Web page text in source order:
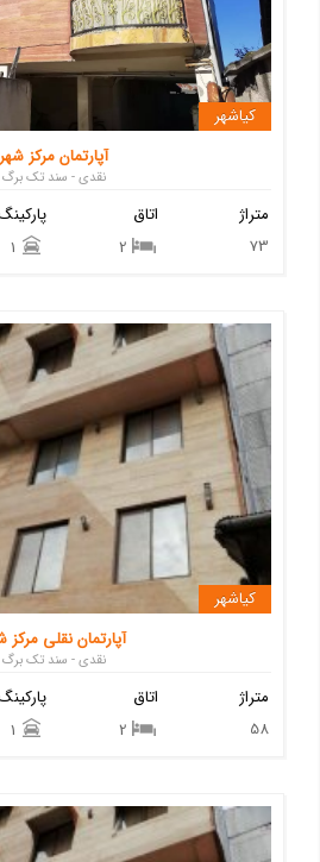
کیاشهر
آپارتمان مرکز شهر
نقدی - سند تک برگ
اتاق
متراژ
73
کیاشهر
آپارتمان نقلی مرکز
نقدی - سند تک برگ
اتاق
متراژ
58